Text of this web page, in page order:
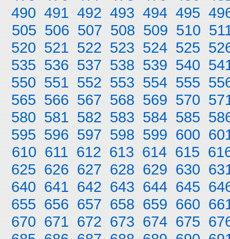
490 491 492 493 494 495
505 506 507 508 509 510
520 521 522 523 524 525
535 536 537 538 539 540
550 551 552 553 554 555
565 566 567 568 569 570
580 581 582 583 584 585
595 596 597 598 599 600
610 611 612 613 614 615
625 626 627 628 629 630
640 641 642 643 644 645
655 656 657 658 659 660
670 671 672 673 674 675